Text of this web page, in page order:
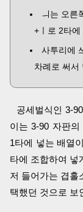
ㅢ는 오른
+ㅣ로 2타에
사투리에
차례로 써서
공세벌식인 3-
이는 3-90 자판
1타에 넣는 배열
타에 조합하여 넣
저 들어가는 겹홀
택했던 것으로 보